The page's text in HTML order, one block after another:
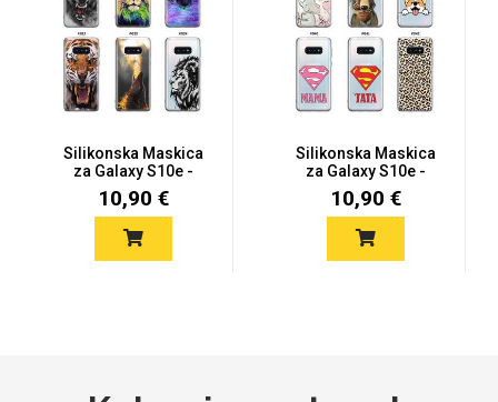
Silikonska Maskica
za Galaxy S10e -
Šareni mot...
10,90 €
Silikonska Maskica
za Galaxy S10e -
Šareni mot...
10,90 €